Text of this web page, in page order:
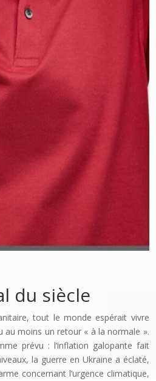
du siècle
tout le monde espérait vivre
au moins un retour « à la normale ».
prévu : l’inflation galopante fait
la guerre en Ukraine a éclaté,
concernant l’urgence climatique,